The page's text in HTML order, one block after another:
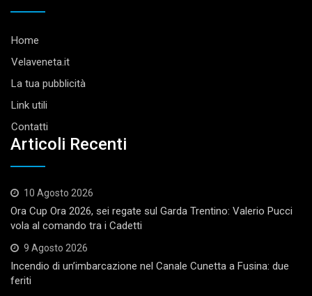
Home
Velaveneta.it
La tua pubblicità
Link utili
Contatti
Articoli Recenti
10 Agosto 2026
Ora Cup Ora 2026, sei regate sul Garda Trentino: Valerio Pucci
vola al comando tra i Cadetti
9 Agosto 2026
Incendio di un’imbarcazione nel Canale Cunetta a Fusina: due
feriti